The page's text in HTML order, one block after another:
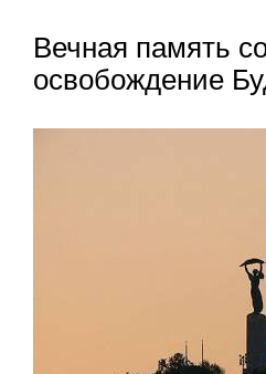
Вечная память
освобождение